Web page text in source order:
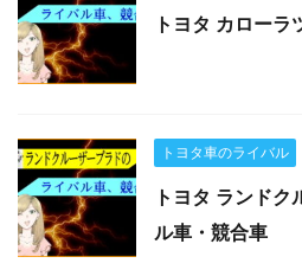
トヨタ カロー
トヨタ車のライバル
トヨタ ランド
ル車・競合車